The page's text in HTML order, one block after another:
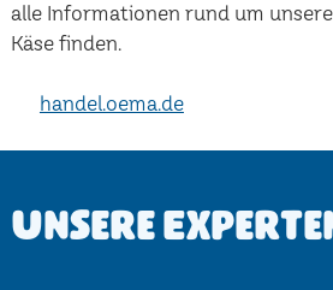
alle Informationen rund um
Käse finden.
handel.oema.de
Unsere